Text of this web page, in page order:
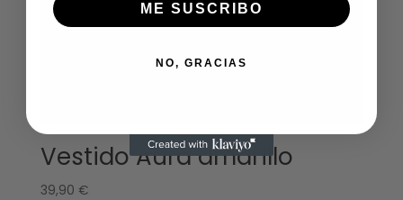
Vestido Aura amarillo
39,90 €
ME SUSCRIBO
NO, GRACIAS